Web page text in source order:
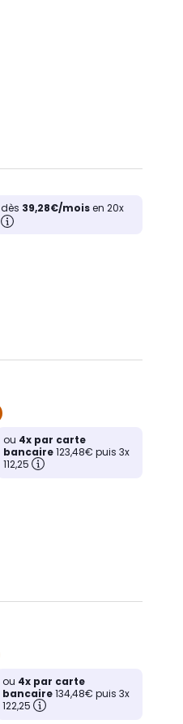
dès 39,28€/moisen 20x
ou 4x par carte
bancaire123,48€ puis 3x
112,25
ou 4x par carte
bancaire134,48€ puis 3x
122,25